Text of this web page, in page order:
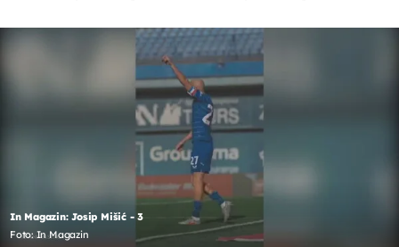
In Magazin: Josip Mišić - 3
Foto: In Magazin